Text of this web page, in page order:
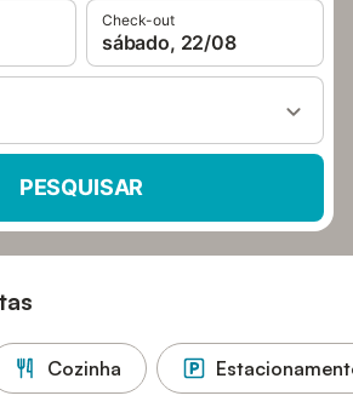
Check-out
sábado, 22/08
PESQUISAR
Cozinha